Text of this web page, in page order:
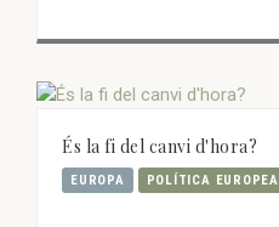
És la fi del canvi d'hora?
EUROPA POLÍTICA EUROPEA